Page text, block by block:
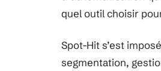
quel outil choisir
Spot-Hit s’est
segmentation,